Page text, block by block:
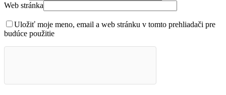
Web stránka
Uložiť moje meno, email a web stránku v tomto prehliadači pre
budúce použitie